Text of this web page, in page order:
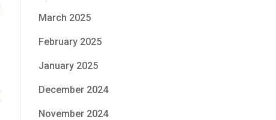
March 2025
February 2025
January 2025
December 2024
November 2024